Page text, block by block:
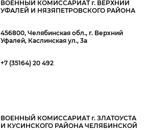
ВОЕННЫЙ КОМИССАРИАТ г. ВЕРХНИЙ
УФАЛЕЙ И НЯЗЯПЕТРОВСКОГО РАЙОНА
456800, Челябинская обл., г. Верхний
Уфалей, Каслинская ул., 3а
+7 (35164) 20 492
ВОЕННЫЙ КОМИССАРИАТ г. ЗЛАТОУСТА
И КУСИНСКОГО РАЙОНА ЧЕЛЯБИНСКОЙ